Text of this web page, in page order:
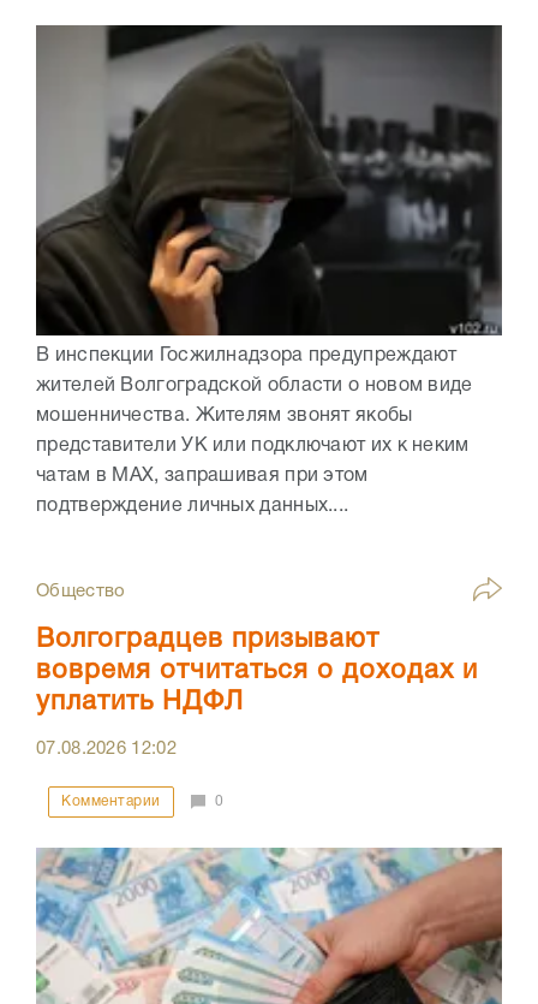
В инспекции Госжилнадзора предупреждают
жителей Волгоградской области о новом виде
мошенничества. Жителям звонят якобы
представители УК или подключают их к неким
чатам в МАХ, запрашивая при этом
подтверждение личных данных....
Общество
Волгоградцев призывают
вовремя отчитаться о доходах и
уплатить НДФЛ
07.08.2026 12:02
Комментарии 0